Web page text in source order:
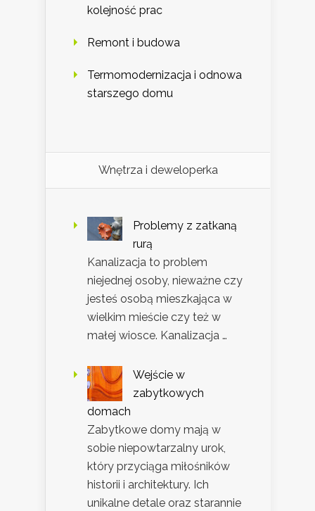
kolejność prac
Remont i budowa
Termomodernizacja i odnowa
starszego domu
Wnętrza i deweloperka
Problemy z zatkaną
rurą
Kanalizacja to problem
niejednej osoby, nieważne czy
jesteś osobą mieszkająca w
wielkim mieście czy też w
małej wiosce. Kanalizacja …
Wejście w
zabytkowych
domach
Zabytkowe domy mają w
sobie niepowtarzalny urok,
który przyciąga miłośników
historii i architektury. Ich
unikalne detale oraz starannie